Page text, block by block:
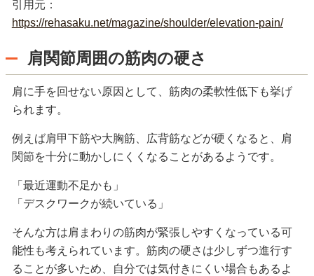
引用元：
https://rehasaku.net/magazine/shoulder/elevation-pain/
肩関節周囲の筋肉の硬さ
肩に手を回せない原因として、筋肉の柔軟性低下も挙げ
られます。
例えば肩甲下筋や大胸筋、広背筋などが硬くなると、肩
関節を十分に動かしにくくなることがあるようです。
「最近運動不足かも」
「デスクワークが続いている」
そんな方は肩まわりの筋肉が緊張しやすくなっている可
能性も考えられています。筋肉の硬さは少しずつ進行す
ることが多いため、自分では気付きにくい場合もあるよ